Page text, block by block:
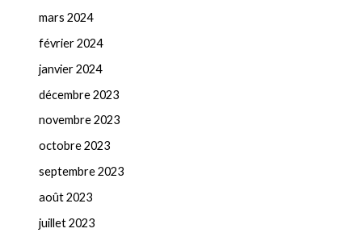
mars 2024
février 2024
janvier 2024
décembre 2023
novembre 2023
octobre 2023
septembre 2023
août 2023
juillet 2023